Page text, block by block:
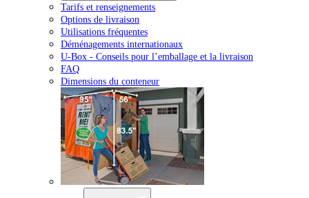
Tarifs et renseignements
Options de livraison
Utilisations fréquentes
Déménagements internationaux
U-Box - Conseils pour l’emballage et la livraison
FAQ
Dimensions du conteneur